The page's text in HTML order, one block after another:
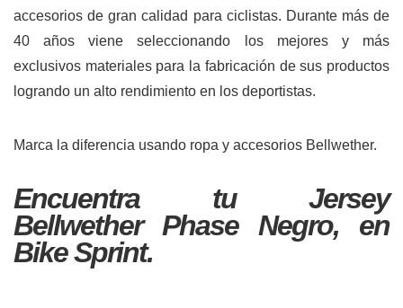
accesorios de gran calidad para ciclistas. Durante más de
40 años viene seleccionando los mejores y más
exclusivos materiales para la fabricación de sus productos
logrando un alto rendimiento en los deportistas.
Marca la diferencia usando ropa y accesorios Bellwether.
Encuentra tu Jersey
Bellwether Phase Negro, en
Bike Sprint.